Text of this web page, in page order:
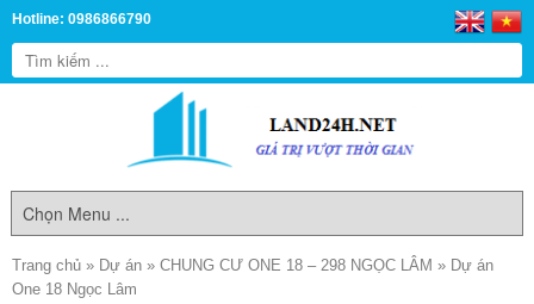
Hotline: 0986866790
Trang chủ » Dự án » CHUNG CƯ ONE 18 – 298 NGỌC LÂM » Dự án
One 18 Ngọc Lâm